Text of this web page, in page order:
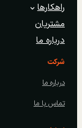
راهکارها
مشتریان
درباره ما
شرکت
درباره ما
تماس با ما